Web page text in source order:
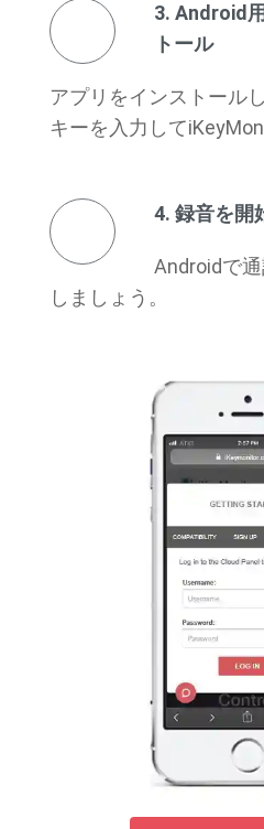
3. Android
トール
アプリをインストール
キーを入力して
4. 録音を開
Androidで
しましょう。